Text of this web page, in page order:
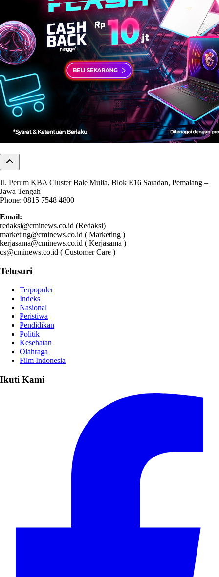
Jl. Perum KBA Cluster Bale Mulia, Blok E16 Saradan, Pemalang –
Jawa Tengah
Phone: 0815 7548 4800
Email:
redaksi@cminews.co.id (Redaksi)
marketing@cminews.co.id ( Marketing )
kerjasama@cminews.co.id ( Kerjasama )
cs@cminews.co.id ( Customer Care )
Telusuri
Terpopuler
Indeks
Nasional
Peristiwa
Pendidikan
Politik
Kesehatan
Olahraga
Film Indonesia
Ikuti Kami